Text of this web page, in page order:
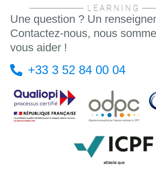
Une question ? Un
Contactez-nous, nous
vous aider !
+33 3 52 84 00 04